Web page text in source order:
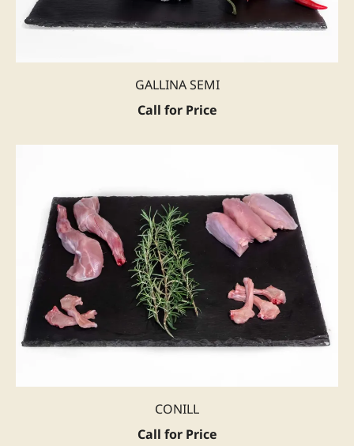
GALLINA SEMI
Call for Price
CONILL
Call for Price